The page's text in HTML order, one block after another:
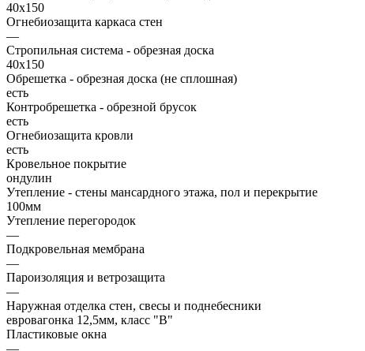
40х150
Огнебиозащита каркаса стен
—
Стропильная система - обрезная доска
40х150
Обрешетка - обрезная доска (не сплошная)
есть
Контробрешетка - обрезной брусок
есть
Огнебиозащита кровли
есть
Кровельное покрытие
ондулин
Утепление - стены мансардного этажа, пол и перекрытие
100мм
Утепление перегородок
—
Подкровельная мембрана
—
Пароизоляция и ветрозащита
—
Наружная отделка стен, свесы и поднебесники
евровагонка 12,5мм, класс "В"
Пластиковые окна
—